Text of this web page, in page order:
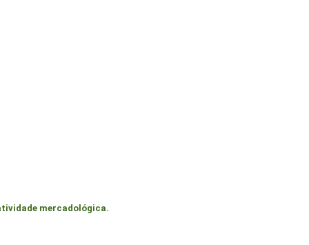
mercadológica.